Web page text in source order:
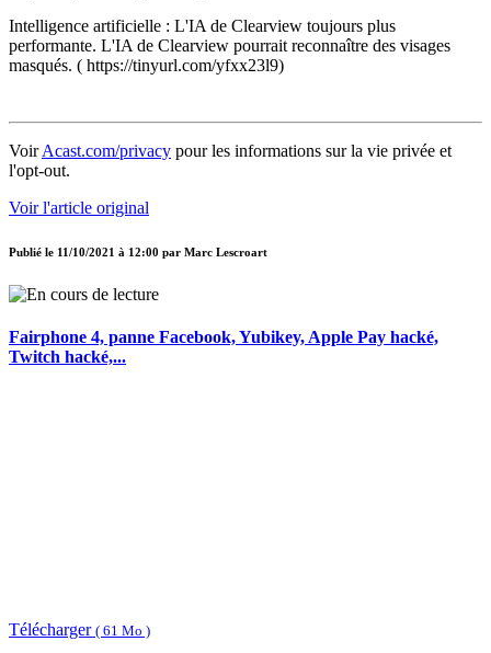
Intelligence artificielle : L'IA de Clearview toujours plus
performante. L'IA de Clearview pourrait reconnaître des visages
masqués. ( https://tinyurl.com/yfxx23l9)
VoirAcast.com/privacy pour les informations sur la vie privée et
l'opt-out.
Voir l'article original
Publié le 11/10/2021 à 12:00 par Marc Lescroart
Fairphone 4, panne Facebook, Yubikey, Apple Pay hacké,
Twitch hacké,...
Télécharger ( 61 Mo )